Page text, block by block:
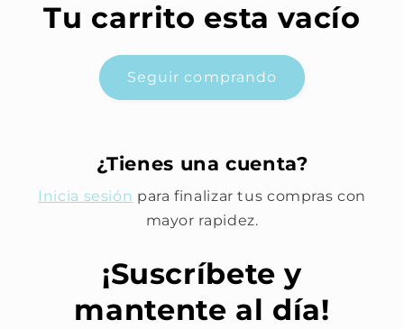
Tu carrito esta vacío
Seguir comprando
¿Tienes una cuenta?
Inicia sesión para finalizar tus compras con
mayor rapidez.
¡Suscríbete y
mantente al día!